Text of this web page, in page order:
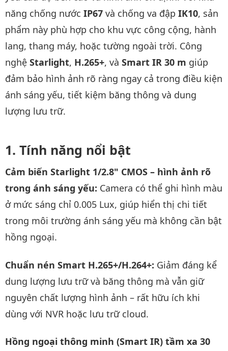
năng chống nước IP67 và chống va đập IK10, sản
phẩm này phù hợp cho khu vực công cộng, hành
lang, thang máy, hoặc tường ngoài trời. Công
nghệ Starlight, H.265+, và Smart IR 30 m giúp
đảm bảo hình ảnh rõ ràng ngay cả trong điều kiện
ánh sáng yếu, tiết kiệm băng thông và dung
lượng lưu trữ.
Tính năng nổi bật
Cảm biến Starlight 1/2.8" CMOS – hình ảnh rõ
trong ánh sáng yếu: Camera có thể ghi hình màu
ở mức sáng chỉ 0.005 Lux, giúp hiển thị chi tiết
trong môi trường ánh sáng yếu mà không cần bật
hồng ngoại.
Chuẩn nén Smart H.265+/H.264+: Giảm đáng kể
dung lượng lưu trữ và băng thông mà vẫn giữ
nguyên chất lượng hình ảnh – rất hữu ích khi
dùng với NVR hoặc lưu trữ cloud.
Hồng ngoại thông minh (Smart IR) tầm xa 30